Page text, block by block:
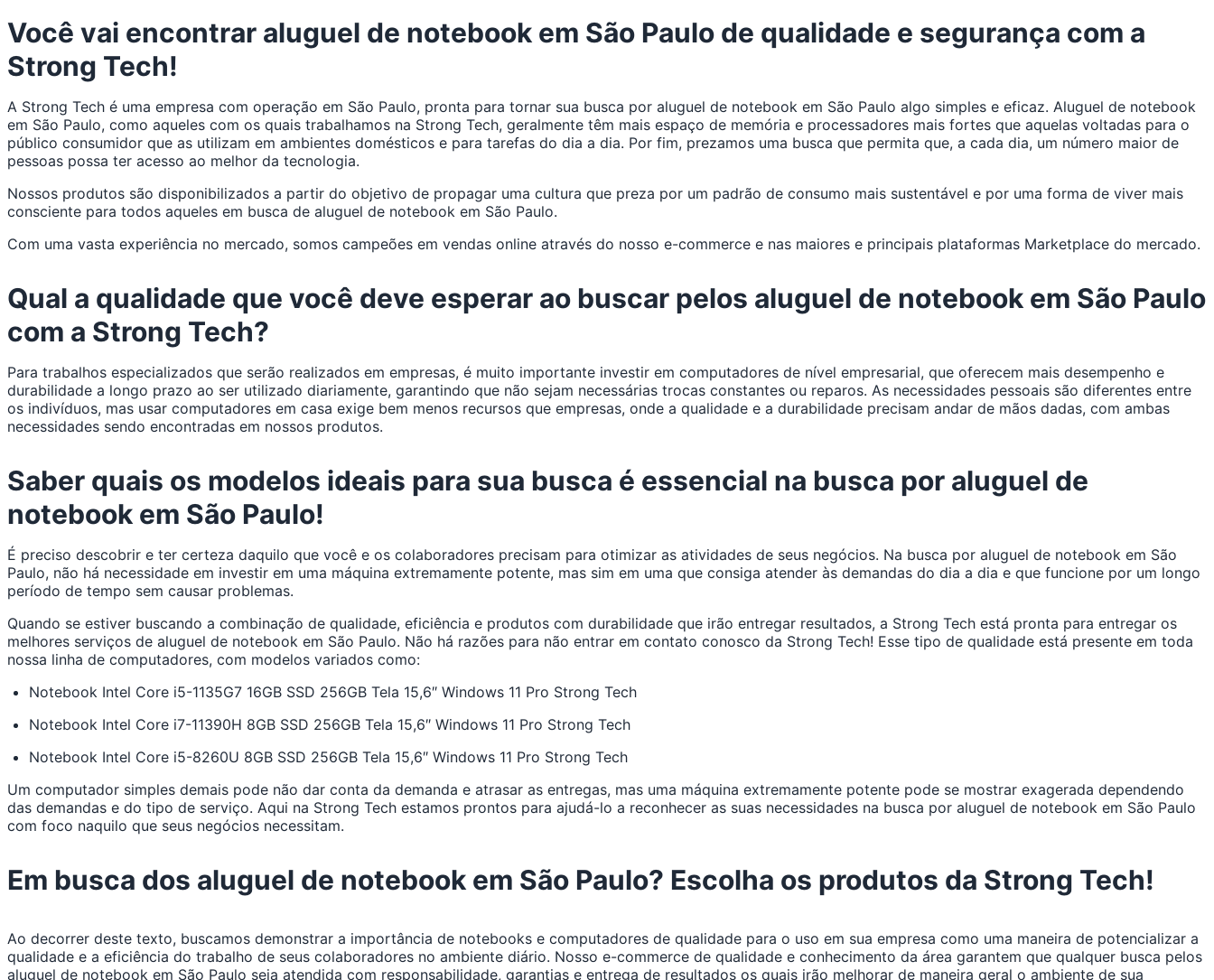
Você vai encontrar aluguel de notebook em São Paulo de qualidade e segurança com a
Strong Tech!
A Strong Tech é uma empresa com operação em São Paulo, pronta para tornar sua busca por aluguel de notebook em São Paulo algo simples e eficaz. Aluguel de notebook
em São Paulo, como aqueles com os quais trabalhamos na Strong Tech, geralmente têm mais espaço de memória e processadores mais fortes que aquelas voltadas para o
público consumidor que as utilizam em ambientes domésticos e para tarefas do dia a dia. Por fim, prezamos uma busca que permita que, a cada dia, um número maior de
pessoas possa ter acesso ao melhor da tecnologia.
Nossos produtos são disponibilizados a partir do objetivo de propagar uma cultura que preza por um padrão de consumo mais sustentável e por uma forma de viver mais
consciente para todos aqueles em busca de aluguel de notebook em São Paulo.
Com uma vasta experiência no mercado, somos campeões em vendas online através do nosso e-commerce e nas maiores e principais plataformas Marketplace do mercado.
Qual a qualidade que você deve esperar ao buscar pelos aluguel de notebook em São Paulo
com a Strong Tech?
Para trabalhos especializados que serão realizados em empresas, é muito importante investir em computadores de nível empresarial, que oferecem mais desempenho e
durabilidade a longo prazo ao ser utilizado diariamente, garantindo que não sejam necessárias trocas constantes ou reparos. As necessidades pessoais são diferentes entre
os indivíduos, mas usar computadores em casa exige bem menos recursos que empresas, onde a qualidade e a durabilidade precisam andar de mãos dadas, com ambas
necessidades sendo encontradas em nossos produtos.
Saber quais os modelos ideais para sua busca é essencial na busca por aluguel de
notebook em São Paulo!
É preciso descobrir e ter certeza daquilo que você e os colaboradores precisam para otimizar as atividades de seus negócios. Na busca por aluguel de notebook em São
Paulo, não há necessidade em investir em uma máquina extremamente potente, mas sim em uma que consiga atender às demandas do dia a dia e que funcione por um longo
período de tempo sem causar problemas.
Quando se estiver buscando a combinação de qualidade, eficiência e produtos com durabilidade que irão entregar resultados, a Strong Tech está pronta para entregar os
melhores serviços de aluguel de notebook em São Paulo. Não há razões para não entrar em contato conosco da Strong Tech! Esse tipo de qualidade está presente em toda
nossa linha de computadores, com modelos variados como:
Notebook Intel Core i5-1135G7 16GB SSD 256GB Tela 15,6″ Windows 11 Pro Strong Tech
Notebook Intel Core i7-11390H 8GB SSD 256GB Tela 15,6″ Windows 11 Pro Strong Tech
Notebook Intel Core i5-8260U 8GB SSD 256GB Tela 15,6″ Windows 11 Pro Strong Tech
Um computador simples demais pode não dar conta da demanda e atrasar as entregas, mas uma máquina extremamente potente pode se mostrar exagerada dependendo
das demandas e do tipo de serviço. Aqui na Strong Tech estamos prontos para ajudá-lo a reconhecer as suas necessidades na busca por aluguel de notebook em São Paulo
com foco naquilo que seus negócios necessitam.
Em busca dos aluguel de notebook em São Paulo? Escolha os produtos da Strong Tech!
Ao decorrer deste texto, buscamos demonstrar a importância de notebooks e computadores de qualidade para o uso em sua empresa como uma maneira de potencializar a
qualidade e a eficiência do trabalho de seus colaboradores no ambiente diário. Nosso e-commerce de qualidade e conhecimento da área garantem que qualquer busca pelos
aluguel de notebook em São Paulo seja atendida com responsabilidade, garantias e entrega de resultados os quais irão melhorar de maneira geral o ambiente de sua